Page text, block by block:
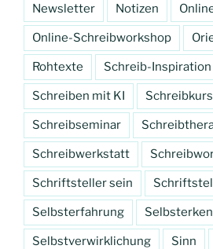
Newsletter Notizen
Online-Schreibworkshop
Rohtexte Schreib-Inspiration
Schreiben mit KI Schreibkurs
Schreibseminar
Schreibwerkstatt
Schriftsteller sein
Selbsterfahrung
Selbstverwirklichung Sinn